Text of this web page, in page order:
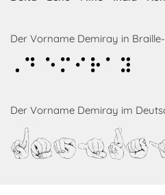
Der Vorname Demiray in
Demiray
Der Vorname Demiray im